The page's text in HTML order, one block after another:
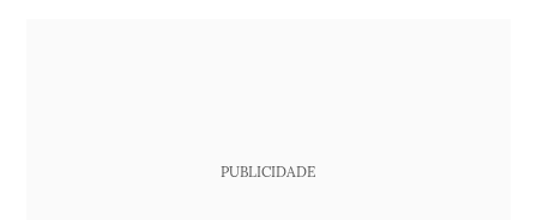
PUBLICIDADE